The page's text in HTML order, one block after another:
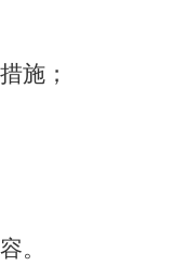
施；
。